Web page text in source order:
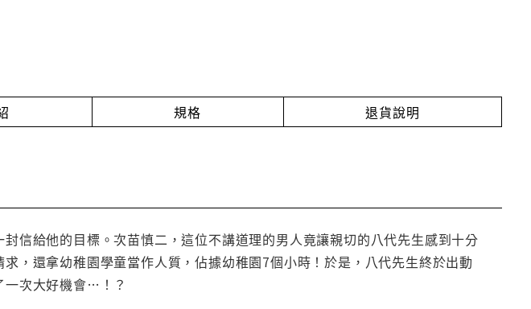
規格 退貨說明
信給他的目標。次苗慎二，這位不講道理的男人竟讓親切的八代先生感到十分
，還拿幼稚園學童當作人質，佔據幼稚園7個小時！於是，八代先生終於出動
一次大好機會…！？